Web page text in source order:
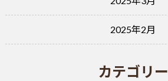
2025年2月
カテゴリー